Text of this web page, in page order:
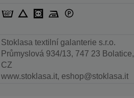
Stoklasa textilní galanterie s.r.o.
Průmyslová 934/13, 747 23 Bolatice,
CZ
www.stoklasa.it, eshop@stoklasa.it